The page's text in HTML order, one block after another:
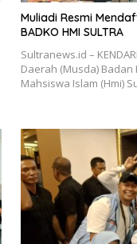
Muliadi Resmi
BADKO HMI SULTRA
Sultranews.id –
Daerah (Musda)
Mahsiswa Islam (Hmi)